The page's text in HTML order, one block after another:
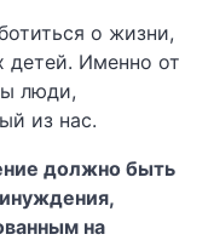
о жизни,
детей. Именно от
люди,
из нас.
должно быть
на